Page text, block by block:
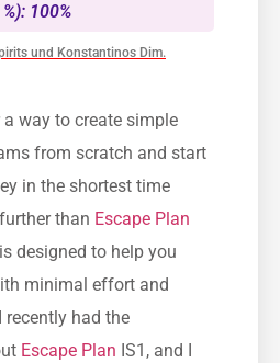
100%
und Konstantinos Dim.
way to create simple
from scratch and start
in the shortest time
than Escape Plan
designed to help you
minimal effort and
had the
Escape Plan IS1, and I